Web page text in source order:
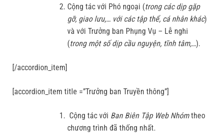
Cộng tác với Phó ngoại (trong các dịp gặp
gỡ, giao lưu,… với các tập thể, cá nhânkhác)
và với Trưởng ban Phụng Vụ – Lễ nghi
(trong một số dịp cầu nguyện, tĩnh tâm,…).
[/accordion_item]
[accordion_item title =”Trưởng ban Truyền thông”]
Cộng tác với Ban Biên Tập Web Nhómtheo
chương trình đã thống nhất.